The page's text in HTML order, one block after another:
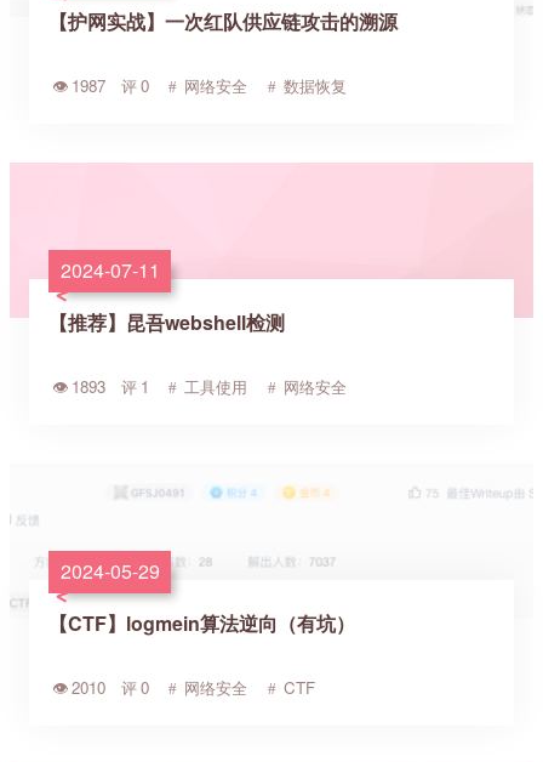
【护网实战】一次红队供应链攻击的溯源
1987 0 网络安全 数据恢复
2024-07-11
【推荐】昆吾webshell检测
1893 1 工具使用 网络安全
2024-05-29
【CTF】logmein算法逆向（有坑）
2010 0 网络安全 CTF